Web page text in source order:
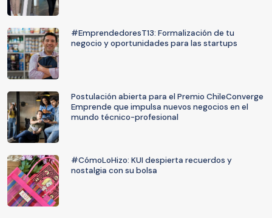
#EmprendedoresT13: Formalización de tu
negocio y oportunidades para las startups
Postulación abierta para el Premio ChileConverge
Emprende que impulsa nuevos negocios en el
mundo técnico-profesional
#CómoLoHizo: KUI despierta recuerdos y
nostalgia con su bolsa